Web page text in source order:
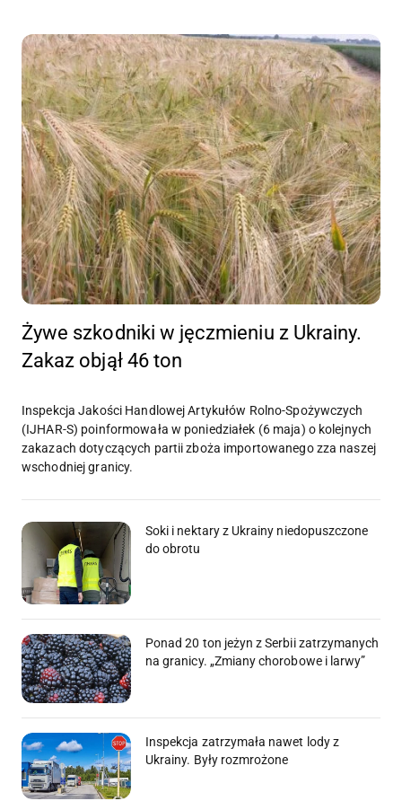
Żywe szkodniki w jęczmieniu z Ukrainy.
Zakaz objął 46 ton
Inspekcja Jakości Handlowej Artykułów Rolno-Spożywczych
(IJHAR-S) poinformowała w poniedziałek (6 maja) o kolejnych
zakazach dotyczących partii zboża importowanego zza naszej
wschodniej granicy.
Soki i nektary z Ukrainy niedopuszczone
do obrotu
Ponad 20 ton jeżyn z Serbii zatrzymanych
na granicy. „Zmiany chorobowe i larwy”
Inspekcja zatrzymała nawet lody z
Ukrainy. Były rozmrożone